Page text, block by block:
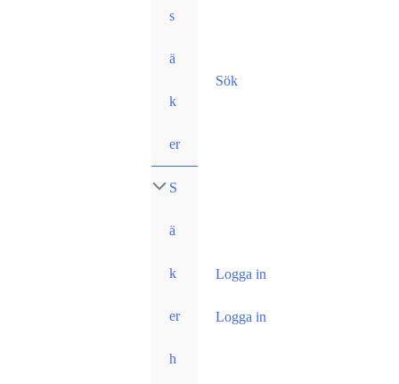
s
ä
k
er
S
ä
k
er
h
Sök
Logga in
Logga in